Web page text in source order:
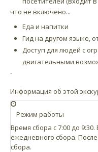
что не включено...
Еда и напитки
Гид на другом языке,
Доступ для людей с
двигательными
-
Информация об этой
Режим работы
Время сбора с 7:00 до
ежедневного сбора.
сбора.